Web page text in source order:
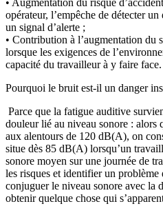
• Augmentation du risque
opérateur, l’empêche de détecter
un signal d’alerte ;
• Contribution à l’augmentation du
lorsque les exigences de
capacité du travailleur à y faire face.
Pourquoi le bruit est-il un danger
Parce que la fatigue auditive
douleur lié au niveau sonore : alors
aux alentours de 120 dB(A), on
situe dès 85 dB(A) lorsqu’un
sonore moyen sur une journée de
les risques et identifier un
conjuguer le niveau sonore avec la
obtenir quelque chose qui